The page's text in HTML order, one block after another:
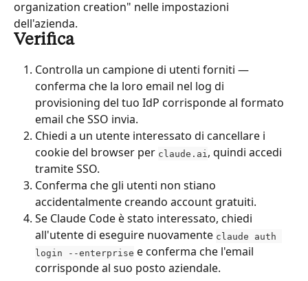
organization creation" nelle impostazioni
dell'azienda.
Verifica
Controlla un campione di utenti forniti —
conferma che la loro email nel log di
provisioning del tuo IdP corrisponde al formato
email che SSO invia.
Chiedi a un utente interessato di cancellare i
cookie del browser per claude.ai , quindi accedi
tramite SSO.
Conferma che gli utenti non stiano
accidentalmente creando account gratuiti.
Se Claude Code è stato interessato, chiedi
all'utente di eseguire nuovamente claude auth
login --enterprise e conferma che l'email
corrisponde al suo posto aziendale.